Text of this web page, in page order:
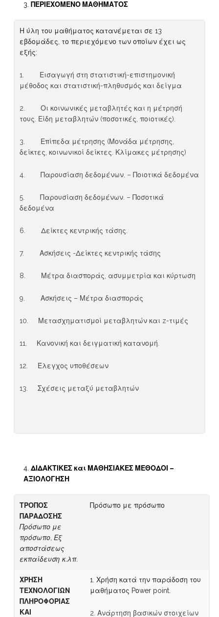
ΠΕΡΙΕΧΟΜΕΝΟ ΜΑΘΗΜΑΤΟΣ
Η ύλη του μαθήματος κατανέμεται σε 13
εβδομάδες, το περιεχόμενο των οποίων έχει ως
εξής:
1. Εισαγωγή στη στατιστική-επιστημονική
μέθοδος και στατιστική-πληθυσμός και δείγμα
2. Οι κοινωνικές μεταβλητές και η μέτρησή
τους. Είδη μεταβλητών (ποσοτικές, ποιοτικές).
3. Επίπεδα μέτρησης (Μονάδα μέτρησης,
δείκτες, κοινωνικοί δείκτες. Κλίμακες μέτρησης)
4. Παρουσίαση δεδομένων. – Ποιοτικά δεδομένα
5. Παρουσίαση δεδομένων. – Ποσοτικά
δεδομένα
6. Δείκτες κεντρικής τάσης.
7. Ασκήσεις -Δείκτες κεντρικής τάσης
8. Μέτρα διασποράς, ασυμμετρία και κύρτωση
9. Ασκήσεις – Μέτρα διασποράς
10. Μετασχηματισμοί μεταβλητών και z-τιμές
11. Κανονική και δειγματική κατανομή.
12. Έλεγχος υποθέσεων
13. Σχέσεις μεταξύ μεταβλητών
ΔΙΔΑΚΤΙΚΕΣ και ΜΑΘΗΣΙΑΚΕΣ ΜΕΘΟΔΟΙ –
ΑΞΙΟΛΟΓΗΣΗ
ΤΡΟΠΟΣ
ΠΑΡΑΔΟΣΗΣ
Πρόσωπο με
πρόσωπο, Εξ
αποστάσεως
εκπαίδευση κ.λπ.
Πρόσωπο με πρόσωπο
ΧΡΗΣΗ
ΤΕΧΝΟΛΟΓΙΩΝ
ΠΛΗΡΟΦΟΡΙΑΣ
ΚΑΙ
1. Χρήση κατά την παράδοση του
μαθήματος Pοwer point.
2. Ανάρτηση βασικών στοιχείων